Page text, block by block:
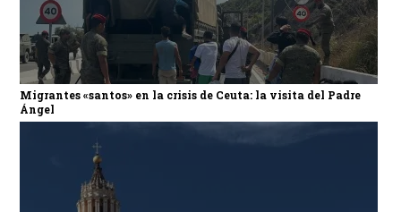
Migrantes «santos» en la crisis de Ceuta: la visita del Padre
Ángel